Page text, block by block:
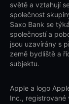
světě a vztahují
společnost
Saxo Bank se
společností a
jsou uzavírány s
země bydliště a
subjektu.
Apple a logo
Inc., registrované